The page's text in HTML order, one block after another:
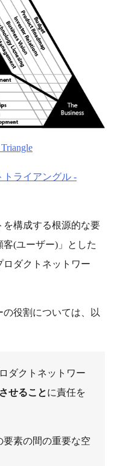
トライアングル -
を構成する根源的な要
(ユーザー)」とした
ロダクトネットワー
役割については、以
ダクトネットワー
せることに責任を
素の間の重要な空